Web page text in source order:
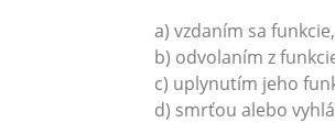
a) vzdaním sa funkcie,
b) odvolaním z
c) uplynutím jeho
d) smrťou alebo